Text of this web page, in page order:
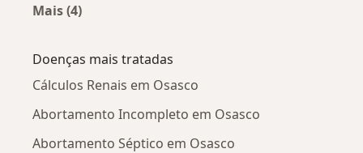
Mais (4)
Doenças mais tratadas
Cálculos Renais em Osasco
Abortamento Incompleto em Osasco
Abortamento Séptico em Osasco